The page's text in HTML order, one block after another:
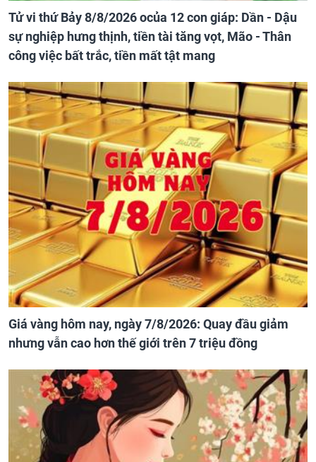
Tử vi thứ Bảy 8/8/2026 ocủa 12 con giáp: Dần - Dậu
sự nghiệp hưng thịnh, tiền tài tăng vọt, Mão - Thân
công việc bất trắc, tiền mất tật mang
Giá vàng hôm nay, ngày 7/8/2026: Quay đầu giảm
nhưng vẫn cao hơn thế giới trên 7 triệu đồng